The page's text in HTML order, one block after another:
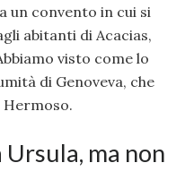
un convento in cui si
abitanti di Acacias,
visto come lo
di Genoveva, che
Hermoso.
ma non